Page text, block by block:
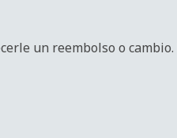
un reembolso o